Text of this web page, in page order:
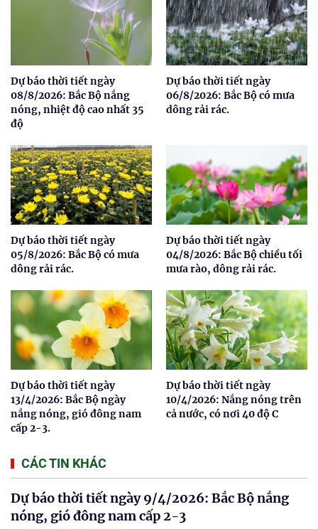
Dự báo thời tiết ngày
08/8/2026: Bắc Bộ nắng
nóng, nhiệt độ cao nhất 35
độ
Dự báo thời tiết ngày
06/8/2026: Bắc Bộ có mưa
dông rải rác.
Dự báo thời tiết ngày
05/8/2026: Bắc Bộ có mưa
dông rải rác.
Dự báo thời tiết ngày
04/8/2026: Bắc Bộ chiều tối
mưa rào, dông rải rác.
Dự báo thời tiết ngày
13/4/2026: Bắc Bộ ngày
nắng nóng, gió đông nam
cấp 2-3.
Dự báo thời tiết ngày
10/4/2026: Nắng nóng trên
cả nước, có nơi 40 độ C
CÁC TIN KHÁC
Dự báo thời tiết ngày 9/4/2026: Bắc Bộ nắng
nóng, gió đông nam cấp 2-3